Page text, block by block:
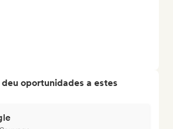
oportunidades a estes